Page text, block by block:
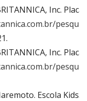
Inc.
Inc.
Escola Kids.